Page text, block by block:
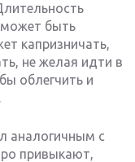
может быть
капризничать,
не желая идти в
облегчить и
аналогичным с
привыкают,